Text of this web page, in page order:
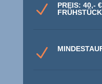
N
PREIS: 40,-
FRÜHSTÜCK
N